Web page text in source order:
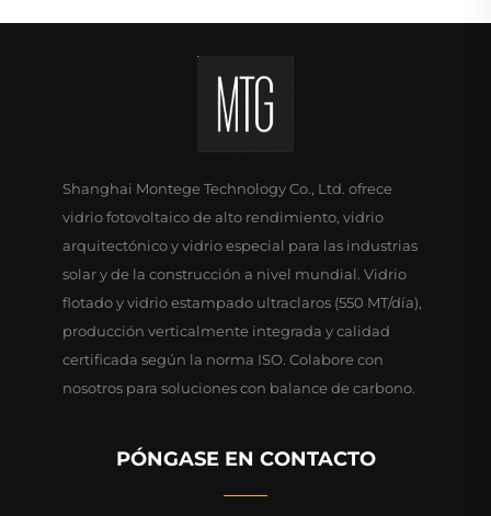
Shanghai Montege Technology Co., Ltd. ofrece
vidrio fotovoltaico de alto rendimiento, vidrio
arquitectónico y vidrio especial para las industrias
solar y de la construcción a nivel mundial. Vidrio
flotado y vidrio estampado ultraclaros (550 MT/día),
producción verticalmente integrada y calidad
certificada según la norma ISO. Colabore con
nosotros para soluciones con balance de carbono.
PÓNGASE EN CONTACTO